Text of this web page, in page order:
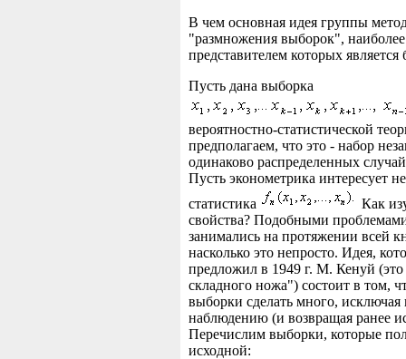
В чем основная идея группы
"размножения выборок",
представителем которых является
Пусть дана выборка
вероятностно-статистической
предполагаем, что это - набор
одинаково распределенных
Пусть эконометрика интересует
статистика
Как
свойства? Подобными
занимались на протяжении всей
насколько это непросто. Идея,
предложил в 1949 г. М. Кенуй (это
складного ножа") состоит в том,
выборки сделать много,
наблюдению (и возвращая ранее
Перечислим выборки, которые
исходной: